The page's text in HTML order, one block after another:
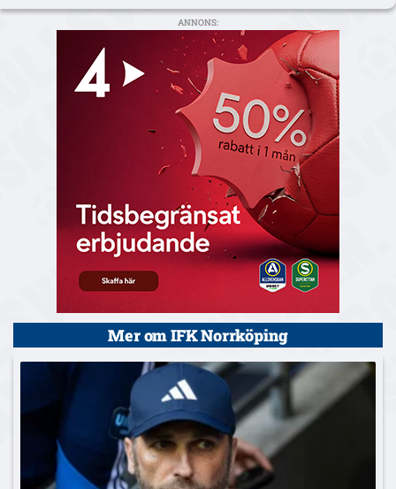
ANNONS:
Mer om IFK Norrköping